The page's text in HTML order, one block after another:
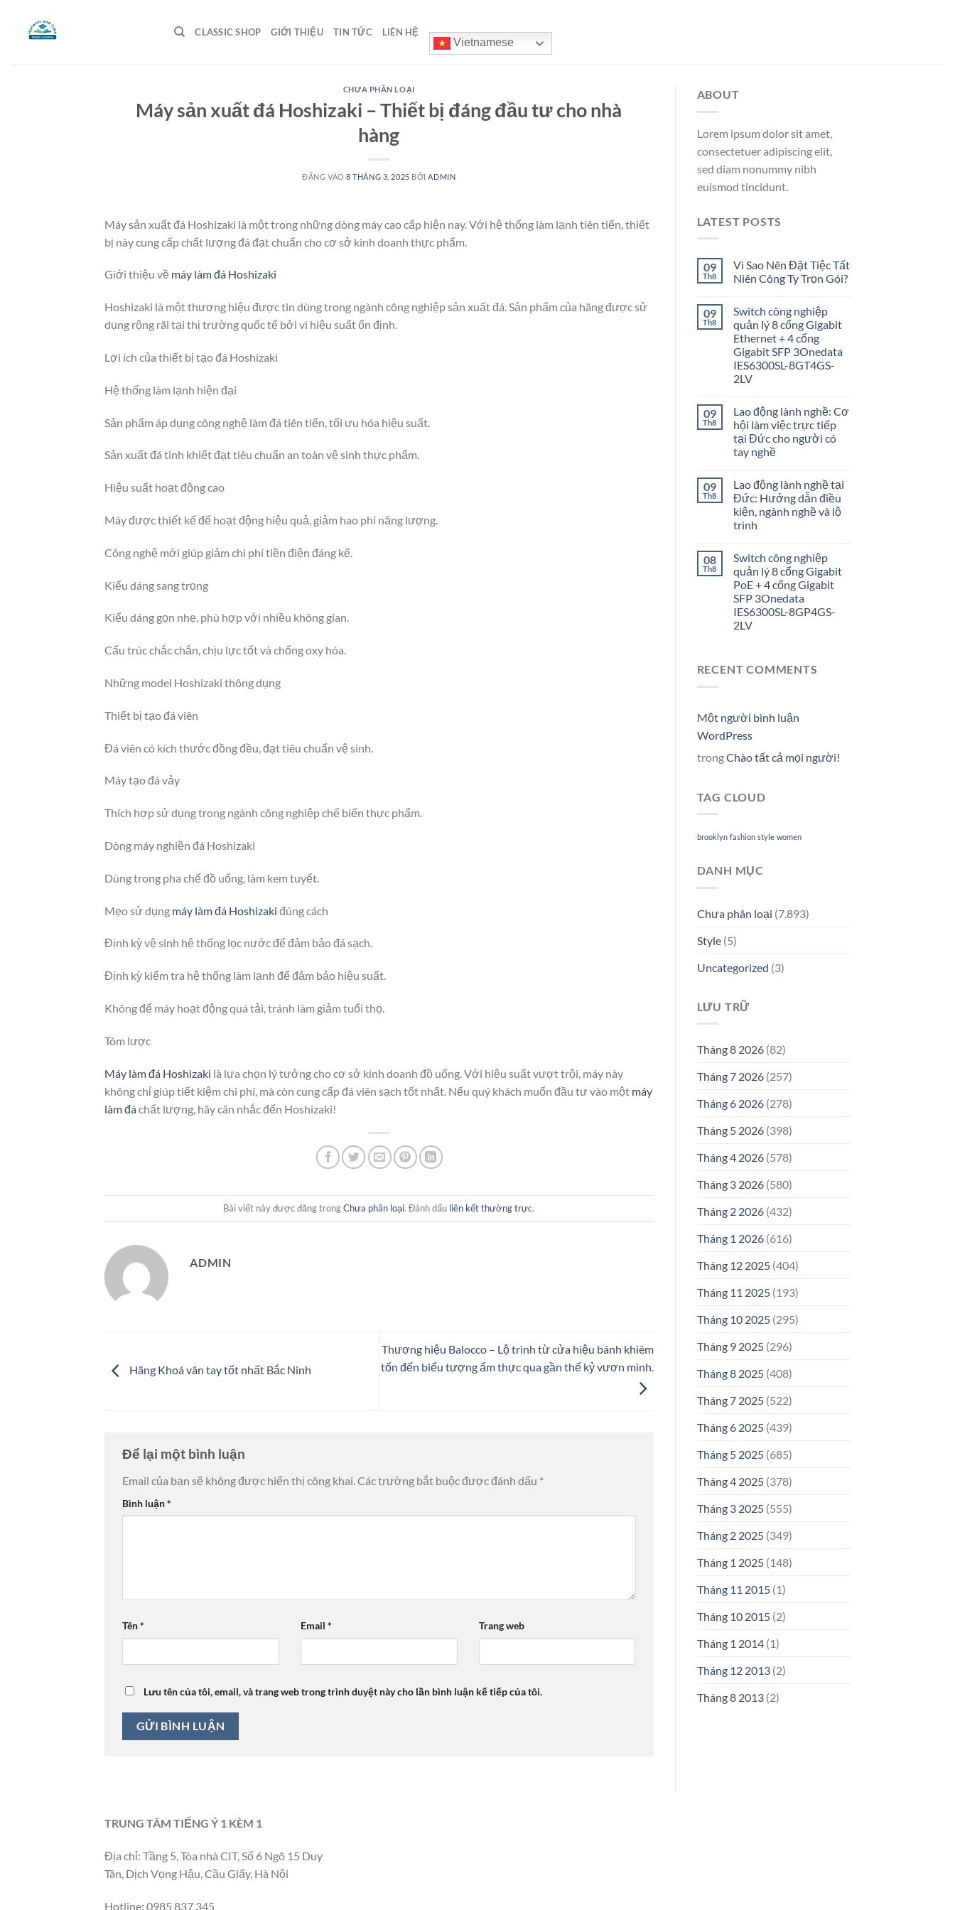
CLASSIC SHOP GIỚI THIỆU TIN TỨC LIÊN HỆ
Vietnamese
CHƯA PHÂN LOẠI
Máy sản xuất đá Hoshizaki – Thiết bị đáng đầu tư cho nhà
hàng
ĐĂNG VÀO8 THÁNG 3, 2025 BỞI ADMIN
Máy sản xuất đá Hoshizaki là một trong những dòng máy cao cấp hiện nay. Với hệ thống làm lạnh tiên tiến, thiết
bị này cung cấp chất lượng đá đạt chuẩn cho cơ sở kinh doanh thực phẩm.
Giới thiệu về máy làm đá Hoshizaki
Hoshizaki là một thương hiệu được tin dùng trong ngành công nghiệp sản xuất đá. Sản phẩm của hãng được sử
dụng rộng rãi tại thị trường quốc tế bởi vì hiệu suất ổn định.
Lợi ích của thiết bị tạo đá Hoshizaki
Hệ thống làm lạnh hiện đại
Sản phẩm áp dụng công nghệ làm đá tiên tiến, tối ưu hóa hiệu suất.
Sản xuất đá tinh khiết đạt tiêu chuẩn an toàn vệ sinh thực phẩm.
Hiệu suất hoạt động cao
Máy được thiết kế để hoạt động hiệu quả, giảm hao phí năng lượng.
Công nghệ mới giúp giảm chi phí tiền điện đáng kể.
Kiểu dáng sang trọng
Kiểu dáng gọn nhẹ, phù hợp với nhiều không gian.
Cấu trúc chắc chắn, chịu lực tốt và chống oxy hóa.
Những model Hoshizaki thông dụng
Thiết bị tạo đá viên
Đá viên có kích thước đồng đều, đạt tiêu chuẩn vệ sinh.
Máy tạo đá vảy
Thích hợp sử dụng trong ngành công nghiệp chế biến thực phẩm.
Dòng máy nghiền đá Hoshizaki
Dùng trong pha chế đồ uống, làm kem tuyết.
Mẹo sử dụng máy làm đá Hoshizaki đúng cách
Định kỳ vệ sinh hệ thống lọc nước để đảm bảo đá sạch.
Định kỳ kiểm tra hệ thống làm lạnh để đảm bảo hiệu suất.
Không để máy hoạt động quá tải, tránh làm giảm tuổi thọ.
Tóm lược
Máy làm đá Hoshizaki là lựa chọn lý tưởng cho cơ sở kinh doanh đồ uống. Với hiệu suất vượt trội, máy này
không chỉ giúp tiết kiệm chi phí, mà còn cung cấp đá viên sạch tốt nhất. Nếu quý khách muốn đầu tư vào một máy
làm đáchất lượng, hãy cân nhắc đến Hoshizaki!
Bài viết này được đăng trongChưa phân loại. Đánh dấu liên kết thường trực.
ADMIN
Hãng Khoá vân tay tốt nhất Bắc Ninh
Thương hiệu Balocco – Lộ trình từ cửa hiệu bánh khiêm
tốn đến biểu tượng ẩm thực qua gần thế kỷ vươn mình.
Để lại một bình luận
Email của bạn sẽ không được hiển thị công khai. Các trường bắt buộc được đánh dấu *
Bình luận*
Tên* Email * Trang web
Lưu tên của tôi, email, và trang web trong trình duyệt này cho lần bình luận kế tiếp của tôi.
ABOUT
Lorem ipsum dolor sit amet,
consectetuer adipiscing elit,
sed diam nonummy nibh
euismod tincidunt.
LATEST POSTS
09
Th8
Vì Sao Nên Đặt Tiệc Tất
Niên Công Ty Trọn Gói?
09
Th8
Switch công nghiệp
quản lý 8 cổng Gigabit
Ethernet + 4 cổng
Gigabit SFP 3Onedata
IES6300SL-8GT4GS-
2LV
09
Th8
Lao động lành nghề: Cơ
hội làm việc trực tiếp
tại Đức cho người có
tay nghề
09
Th8
Lao động lành nghề tại
Đức: Hướng dẫn điều
kiện, ngành nghề và lộ
trình
08
Th8
Switch công nghiệp
quản lý 8 cổng Gigabit
PoE + 4 cổng Gigabit
SFP 3Onedata
IES6300SL-8GP4GS-
2LV
RECENT COMMENTS
Một người bình luận
WordPress
trongChào tất cả mọi người!
TAG CLOUD
brooklyn fashion style women
DANH MỤC
Chưa phân loại (7.893)
Style(5)
Uncategorized (3)
LƯU TRỮ
Tháng 8 2026(82)
Tháng 7 2026(257)
Tháng 6 2026(278)
Tháng 5 2026(398)
Tháng 4 2026(578)
Tháng 3 2026(580)
Tháng 2 2026(432)
Tháng 1 2026(616)
Tháng 12 2025(404)
Tháng 11 2025(193)
Tháng 10 2025(295)
Tháng 9 2025(296)
Tháng 8 2025(408)
Tháng 7 2025(522)
Tháng 6 2025(439)
Tháng 5 2025(685)
Tháng 4 2025(378)
Tháng 3 2025(555)
Tháng 2 2025(349)
Tháng 1 2025(148)
Tháng 11 2015(1)
Tháng 10 2015(2)
Tháng 1 2014(1)
Tháng 12 2013(2)
Tháng 8 2013(2)
TRUNG TÂM TIẾNG Ý 1 KÈM 1
Địa chỉ: Tầng 5, Tòa nhà CIT, Số 6 Ngõ 15 Duy
Tân, Dịch Vọng Hậu, Cầu Giấy, Hà Nội
Hotline: 0985 837 345